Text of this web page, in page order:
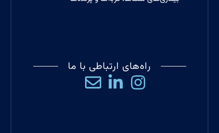
راه‌های ارتباطی با ما